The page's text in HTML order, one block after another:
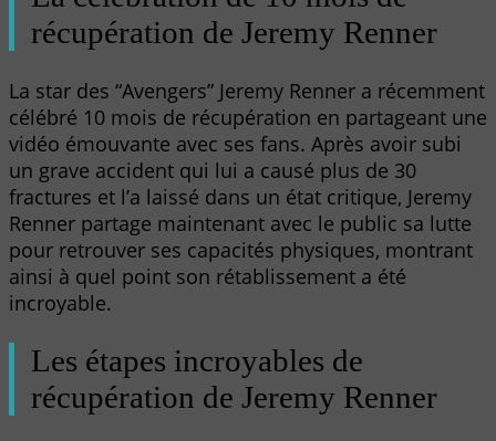
récupération de Jeremy Renner
La star des “Avengers” Jeremy Renner a récemment
célébré 10 mois de récupération en partageant une
vidéo émouvante avec ses fans. Après avoir subi
un grave accident qui lui a causé plus de 30
fractures et l’a laissé dans un état critique, Jeremy
Renner partage maintenant avec le public sa lutte
pour retrouver ses capacités physiques, montrant
ainsi à quel point son rétablissement a été
incroyable.
Les étapes incroyables de
récupération de Jeremy Renner